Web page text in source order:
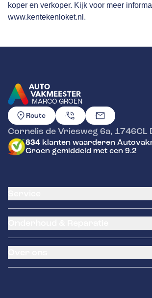
koper en verkoper. Kijk voor meer
www.kentekenloket.nl .
MARCO GROEN
GA NAAR DE HOMEPAGINA
Route
Cornelis de Vriesweg 6a, 1746CL
834 klanten waarderen
Groen gemiddeld met een 9.2
Banden service
Klantenkaart
Schade en reparatie